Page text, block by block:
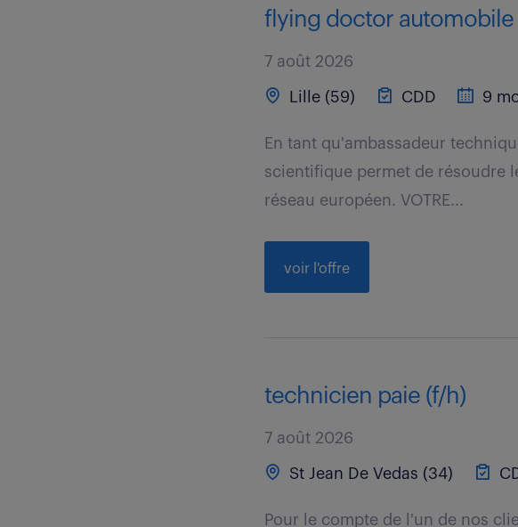
flying doctor automobile
7 août 2026
Lille (59) CDD 9
En tant qu'ambassadeur
scientifique permet de résoudre
réseau européen. VOTRE...
voir l'offre
technicien paie (f/h)
7 août 2026
St Jean De Vedas (34)
Pour le compte de l'un de nos